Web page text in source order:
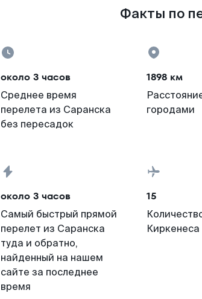
Факты по
около 3 часов
Среднее время
перелета из Саранска
без пересадок
1898 км
городами
около 3 часов
Самый быстрый прямой
перелет из Саранска
туда и обратно,
найденный на нашем
сайте за последнее
время
15